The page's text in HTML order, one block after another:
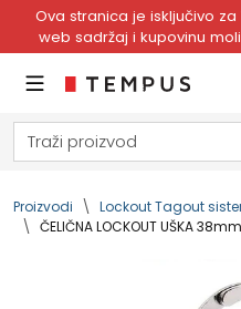
Ova stranica je isključivo
web sadržaj i kupovinu
Proizvodi Lockout Tagout
ČELIČNA LOCKOUT UŠKA 38mm